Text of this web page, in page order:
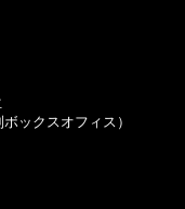
スオフィス）